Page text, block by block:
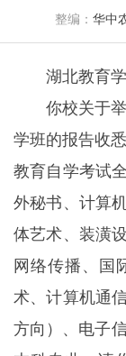
整编： 华中
湖北教育学
你校关于举
学班的报告收
教育自学考试
外秘书、计算
体艺术、装潢
网络传播、国
术、计算机通
方向）、电子